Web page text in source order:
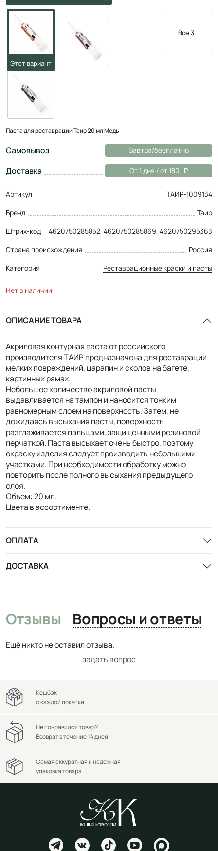
Все 3
Паста для реставрации Таир 20 мл Медь
Самовывоз Завтра/бесплатно
Доставка От 1 дня / от 180
Артикул
ТАИР-1009134
Бренд
Таир
Штрих-код
4620750285852, 4620750285869, 4620750295363
Страна происхождения
Россия
Категория
Реставрационные краски и пасты
Нет в наличии
ОПИСАНИЕ ТОВАРА
Акриловая контурная паста от российского
производителя ТАИР предназначена для реставрации
мелких повреждений, царапин и сколов на багете,
картинных рамах.
Небольшое количество акриловой пасты
выдавливается на тампон и наносится тонким
равномерным слоем на поверхность. Затем, не
дожидаясь высыхания пасты, поверхность
разглаживается пальцами, защищенными резиновой
перчаткой. Паста высыхает очень быстро, поэтому
окраску изделия следует производить небольшими
участками. При необходимости обработку можно
повторить после полного высыхания предыдущего
слоя.
Объем: 20 мл.
Цвета в ассортименте.
ОПЛАТА
ДОСТАВКА
Отзывы Вопросы и ответы
Ещё никто не оставил отзыва.
задать вопрос
Кешбэк
с каждой покупки
Не понравился товар?
Возврат в течение 14 дней!
Самая аккуратная и надежная
упаковка товара